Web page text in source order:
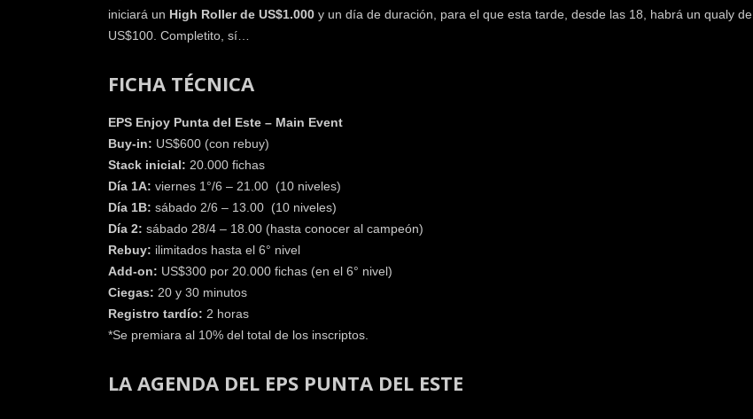
iniciará un High Roller de US$1.000 y un día de duración, para el que esta tarde, desde las 18, habrá un qualy de
US$100. Completito, sí…
FICHA TÉCNICA
EPS Enjoy Punta del Este – Main Event
Buy-in: US$600 (con rebuy)
Stack inicial: 20.000 fichas
Día 1A: viernes 1°/6 – 21.00 (10 niveles)
Día 1B: sábado 2/6 – 13.00 (10 niveles)
Día 2: sábado 28/4 – 18.00 (hasta conocer al campeón)
Rebuy: ilimitados hasta el 6° nivel
Add-on: US$300 por 20.000 fichas (en el 6° nivel)
Ciegas: 20 y 30 minutos
Registro tardío: 2 horas
*Se premiara al 10% del total de los inscriptos.
LA AGENDA DEL EPS PUNTA DEL ESTE